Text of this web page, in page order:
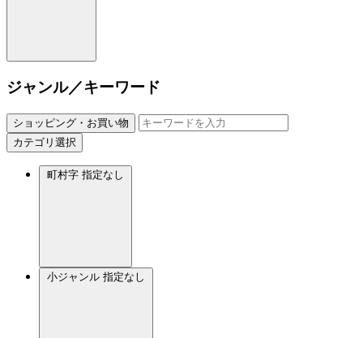
ジャンル／キーワード
ショッピング・お買い物
カテゴリ選択
町村字 指定なし
小ジャンル 指定なし